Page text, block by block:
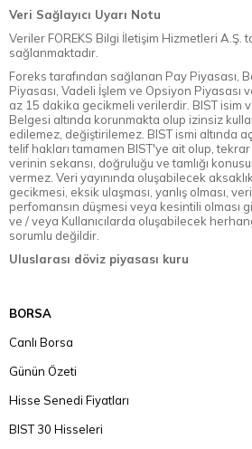
Veri Sağlayıcı Uyarı Notu
Veriler FOREKS Bilgi İletişim Hizmetleri A.Ş.
sağlanmaktadır.
Foreks tarafından sağlanan Pay Piyasası,
Piyasası, Vadeli İşlem ve Opsiyon Piyasası
az 15 dakika gecikmeli verilerdir. BIST isim
Belgesi altında korunmakta olup izinsiz
edilemez, değiştirilemez. BIST ismi altında
telif hakları tamamen BIST'ye ait olup, tekrar
verinin sekansı, doğruluğu ve tamlığı
vermez. Veri yayınında oluşabilecek
gecikmesi, eksik ulaşması, yanlış olması,
perfomansın düşmesi veya kesintili olması
ve / veya Kullanıcılarda oluşabilecek
sorumlu değildir.
Uluslarası döviz piyasası kuru
BORSA
Canlı Borsa
Günün Özeti
Hisse Senedi Fiyatları
BIST 30 Hisseleri